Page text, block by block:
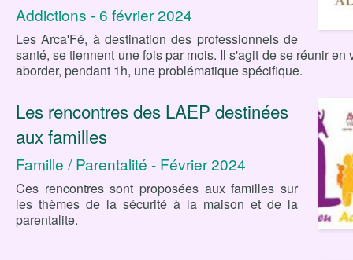
Addictions - 6 février 2024
Les Arca'Fé, à destination des professionnels de
santé, se tiennent une fois par mois. Il s'agit de se réunir en
aborder, pendant 1h, une problématique spécifique.
Les rencontres des LAEP destinées
aux familles
Famille / Parentalité - Février 2024
Ces rencontres sont proposées aux familles sur
les thèmes de la sécurité à la maison et de la
parentalite.